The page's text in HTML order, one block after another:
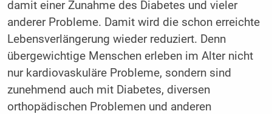
damit einer Zunahme des Diabetes und vieler
anderer Probleme. Damit wird die schon erreichte
Lebensverlängerung wieder reduziert. Denn
übergewichtige Menschen erleben im Alter nicht
nur kardiovaskuläre Probleme, sondern sind
zunehmend auch mit Diabetes, diversen
orthopädischen Problemen und anderen